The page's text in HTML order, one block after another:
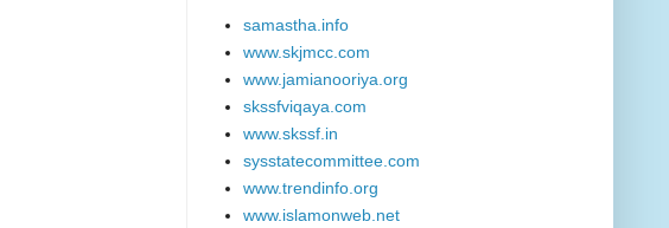
samastha.info
www.skjmcc.com
www.jamianooriya.org
skssfviqaya.com
www.skssf.in
sysstatecommittee.com
www.trendinfo.org
www.islamonweb.net